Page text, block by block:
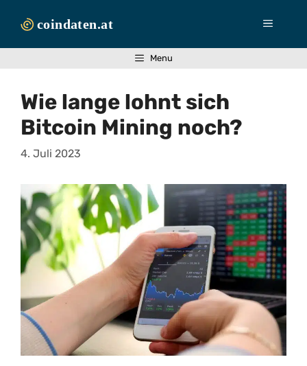
Inhalt
Menü
Menu
Wie lange lohnt sich
Bitcoin Mining noch?
4. Juli 2023